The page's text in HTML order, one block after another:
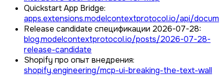
Quickstart App Bridge:
apps.extensions.modelcontextprotocol.io/api/
Release candidate спецификации 2026-07-28:
blog.modelcontextprotocol.io/posts/2026-07-28-
release-candidate
Shopify про опыт внедрения:
shopify.engineering/mcp-ui-breaking-the-text-wall